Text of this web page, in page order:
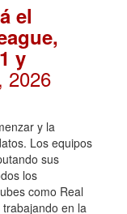
el
y
2026
y la
Los equipos
sus
los
como Real
en la